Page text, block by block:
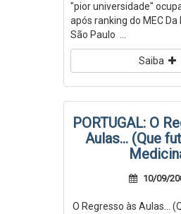
"pior universidade"
após ranking do MEC Da
São Paulo ...
Saiba
PORTUGAL: O
Aulas... (Que
10/09/
O Regresso às Aulas…